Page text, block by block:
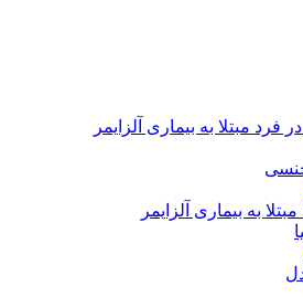
مبتلا به بیماری آلزایمر
به بیماری آلزایمر